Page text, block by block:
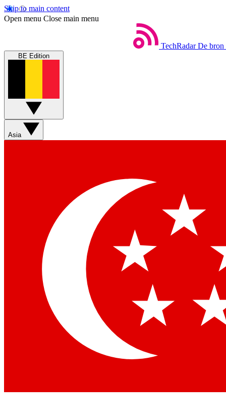
Skip to main content
Open menu Close main menu
TechRadar De bron
BE Edition
Asia